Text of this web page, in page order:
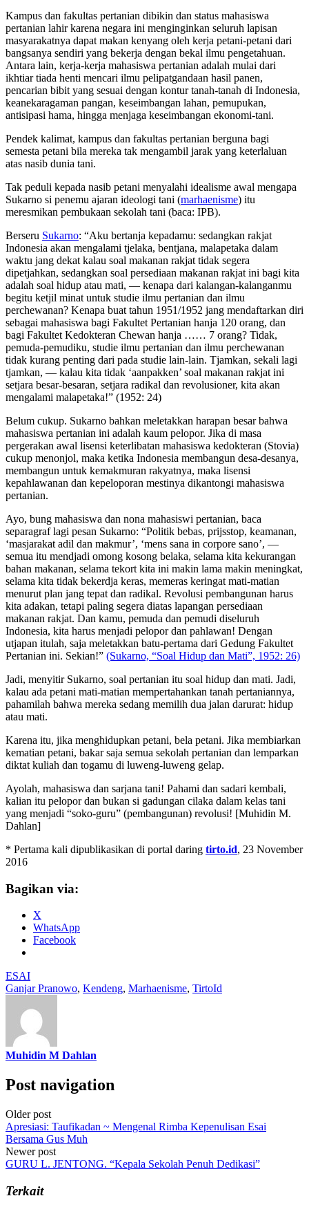
Kampus dan fakultas pertanian dibikin dan status mahasiswa
pertanian lahir karena negara ini menginginkan seluruh lapisan
masyarakatnya dapat makan kenyang oleh kerja petani-petani dari
bangsanya sendiri yang bekerja dengan bekal ilmu pengetahuan.
Antara lain, kerja-kerja mahasiswa pertanian adalah mulai dari
ikhtiar tiada henti mencari ilmu pelipatgandaan hasil panen,
pencarian bibit yang sesuai dengan kontur tanah-tanah di Indonesia,
keanekaragaman pangan, keseimbangan lahan, pemupukan,
antisipasi hama, hingga menjaga keseimbangan ekonomi-tani.
Pendek kalimat, kampus dan fakultas pertanian berguna bagi
semesta petani bila mereka tak mengambil jarak yang keterlaluan
atas nasib dunia tani.
Tak peduli kepada nasib petani menyalahi idealisme awal mengapa
Sukarno si penemu ajaran ideologi tani (marhaenisme) itu
meresmikan pembukaan sekolah tani (baca: IPB).
Berseru Sukarno: “Aku bertanja kepadamu: sedangkan rakjat
Indonesia akan mengalami tjelaka, bentjana, malapetaka dalam
waktu jang dekat kalau soal makanan rakjat tidak segera
dipetjahkan, sedangkan soal persediaan makanan rakjat ini bagi kita
adalah soal hidup atau mati, — kenapa dari kalangan-kalanganmu
begitu ketjil minat untuk studie ilmu pertanian dan ilmu
perchewanan? Kenapa buat tahun 1951/1952 jang mendaftarkan diri
sebagai mahasiswa bagi Fakultet Pertanian hanja 120 orang, dan
bagi Fakultet Kedokteran Chewan hanja …… 7 orang? Tidak,
pemuda-pemudiku, studie ilmu pertanian dan ilmu perchewanan
tidak kurang penting dari pada studie lain-lain. Tjamkan, sekali lagi
tjamkan, — kalau kita tidak ‘aanpakken’ soal makanan rakjat ini
setjara besar-besaran, setjara radikal dan revolusioner, kita akan
mengalami malapetaka!” (1952: 24)
Belum cukup. Sukarno bahkan meletakkan harapan besar bahwa
mahasiswa pertanian ini adalah kaum pelopor. Jika di masa
pergerakan awal lisensi keterlibatan mahasiswa kedokteran (Stovia)
cukup menonjol, maka ketika Indonesia membangun desa-desanya,
membangun untuk kemakmuran rakyatnya, maka lisensi
kepahlawanan dan kepeloporan mestinya dikantongi mahasiswa
pertanian.
Ayo, bung mahasiswa dan nona mahasiswi pertanian, baca
separagraf lagi pesan Sukarno: “Politik bebas, prijsstop, keamanan,
‘masjarakat adil dan makmur’, ‘mens sana in corpore sano’, —
semua itu mendjadi omong kosong belaka, selama kita kekurangan
bahan makanan, selama tekort kita ini makin lama makin meningkat,
selama kita tidak bekerdja keras, memeras keringat mati-matian
menurut plan jang tepat dan radikal. Revolusi pembangunan harus
kita adakan, tetapi paling segera diatas lapangan persediaan
makanan rakjat. Dan kamu, pemuda dan pemudi diseluruh
Indonesia, kita harus menjadi pelopor dan pahlawan! Dengan
utjapan itulah, saja meletakkan batu-pertama dari Gedung Fakultet
Pertanian ini. Sekian!” (Sukarno, “Soal Hidup dan Mati”, 1952: 26)
Jadi, menyitir Sukarno, soal pertanian itu soal hidup dan mati. Jadi,
kalau ada petani mati-matian mempertahankan tanah pertaniannya,
pahamilah bahwa mereka sedang memilih dua jalan darurat: hidup
atau mati.
Karena itu, jika menghidupkan petani, bela petani. Jika membiarkan
kematian petani, bakar saja semua sekolah pertanian dan lemparkan
diktat kuliah dan togamu di luweng-luweng gelap.
Ayolah, mahasiswa dan sarjana tani! Pahami dan sadari kembali,
kalian itu pelopor dan bukan si gadungan cilaka dalam kelas tani
yang menjadi “soko-guru” (pembangunan) revolusi! [Muhidin M.
Dahlan]
* Pertama kali dipublikasikan di portal daring tirto.id, 23 November
2016
Bagikan via:
X
WhatsApp
Facebook
ESAI
Ganjar Pranowo, Kendeng, Marhaenisme, TirtoId
Muhidin M Dahlan
Post navigation
Older post
Apresiasi: Taufikadan ~ Mengenal Rimba Kepenulisan Esai
Bersama Gus Muh
Newer post
GURU L. JENTONG. “Kepala Sekolah Penuh Dedikasi”
Terkait